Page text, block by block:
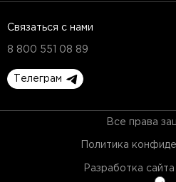
Связаться с нами
8 800 551 08 89
Телеграм
Все права
Политика
Разработка